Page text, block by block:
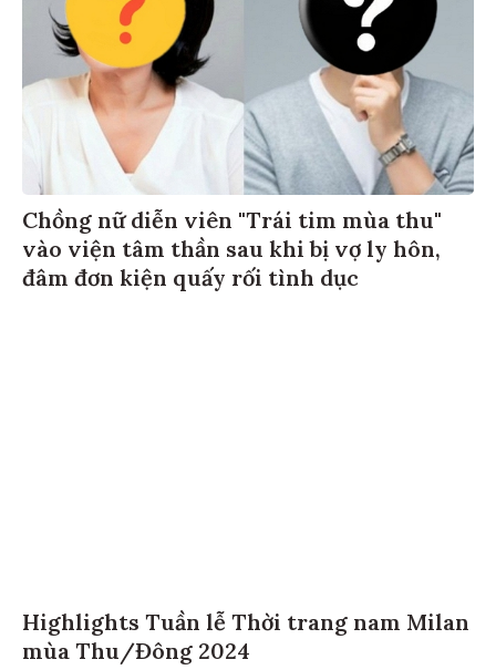
Chồng nữ diễn viên "Trái tim mùa thu"
vào viện tâm thần sau khi bị vợ ly hôn,
đâm đơn kiện quấy rối tình dục
Highlights Tuần lễ Thời trang nam Milan
mùa Thu/Đông 2024